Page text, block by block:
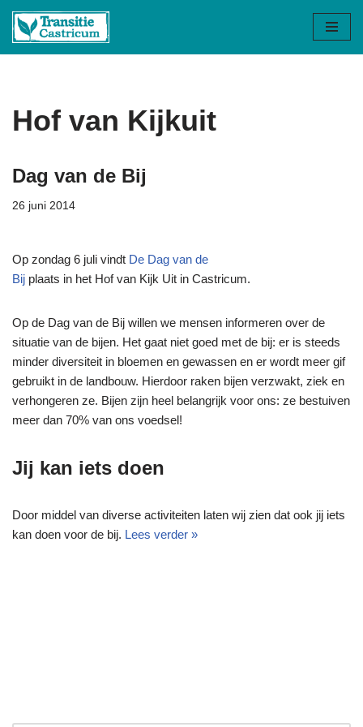
Ga
Hof van Kijkuit
Dag van de Bij
26 juni 2014
Op zondag 6 juli vindt De Dag van de
Bij plaats in het Hof van Kijk Uit in Castricum.
Op de Dag van de Bij willen we mensen informeren over de
situatie van de bijen. Het gaat niet goed met de bij: er is steeds
minder diversiteit in bloemen en gewassen en er wordt meer gif
gebruikt in de landbouw. Hierdoor raken bijen verzwakt, ziek en
verhongeren ze. Bijen zijn heel belangrijk voor ons: ze bestuiven
meer dan 70% van ons voedsel!
Jij kan iets doen
Door middel van diverse activiteiten laten wij zien dat ook jij iets
kan doen voor de bij. Lees verder »